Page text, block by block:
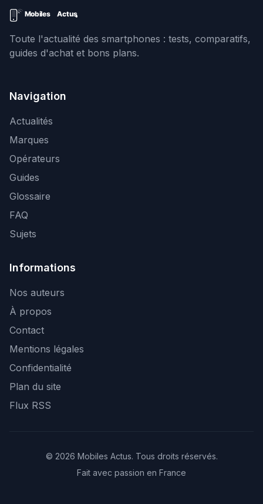
Toute l'actualité des smartphones : tests, comparatifs,
guides d'achat et bons plans.
Navigation
Actualités
Marques
Opérateurs
Guides
Glossaire
FAQ
Sujets
Informations
Nos auteurs
À propos
Contact
Mentions légales
Confidentialité
Plan du site
Flux RSS
© 2026 Mobiles Actus. Tous droits réservés.
Fait avec passion en France